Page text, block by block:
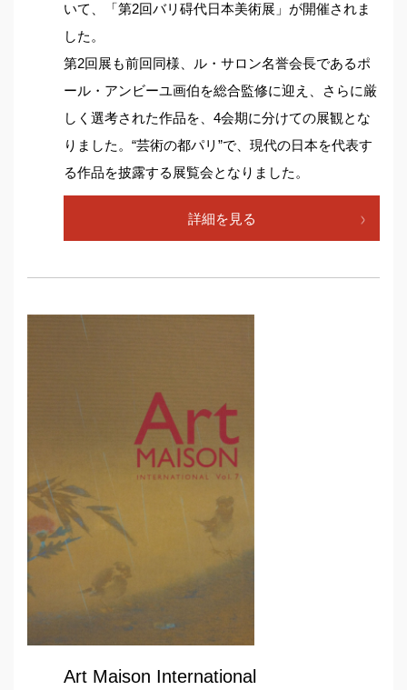
いて、「第2回バリ碍代日本美術展」が開催されま
した。
第2回展も前回同様、ル・サロン名誉会長であるポ
ール・アンビーユ画伯を総合監修に迎え、さらに厳
しく選考された作品を、4会期に分けての展観とな
りました。“芸術の都パリ”で、現代の日本を代表す
る作品を披露する展覧会となりました。
詳細を見る
Art Maison International